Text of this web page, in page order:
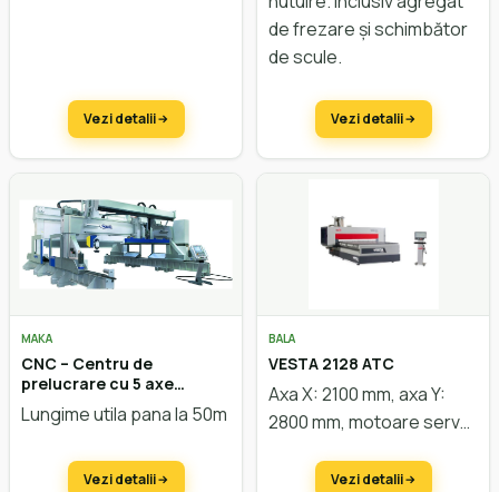
Vezi detalii
de frezare și schimbător
de scule.
Vezi detalii
MAKA
CNC – Centru de
prelucrare cu 5 axe
pentru executia grinzilor
incleiate MAKA BC 570
Lungime utila pana la 50m
Vezi detalii
BALA
VESTA 2128 ATC
Axa X: 2100 mm, axa Y:
2800 mm, motoare servo,
motor 8,5/11 kW,
Vezi detalii